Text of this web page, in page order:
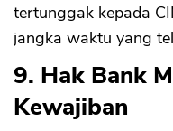
tertunggak kepada
jangka waktu yang
9. Hak Bank
Kewajiban